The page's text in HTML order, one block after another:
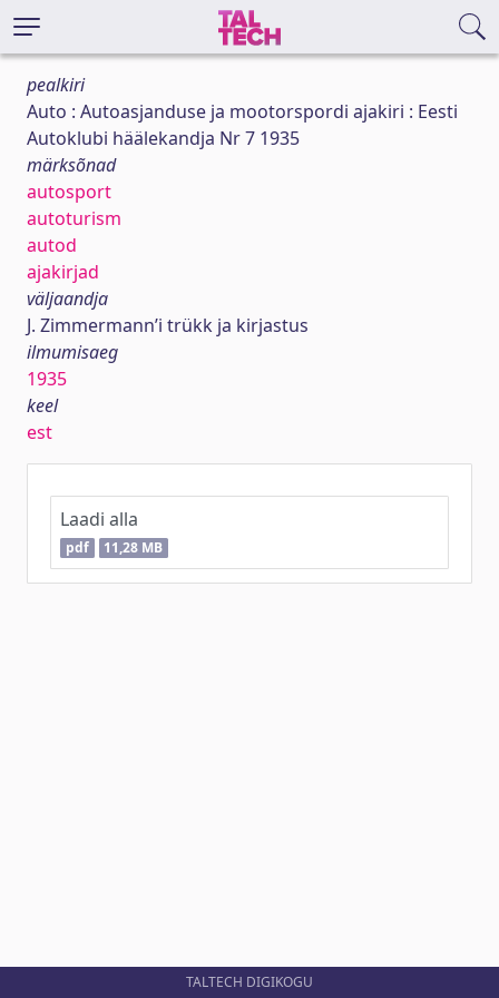
pealkiri
Auto : Autoasjanduse ja mootorspordi ajakiri : Eesti
Autoklubi häälekandja Nr 7 1935
märksõnad
autosport
autoturism
autod
ajakirjad
väljaandja
J. Zimmermann’i trükk ja kirjastus
ilmumisaeg
1935
keel
est
Laadi alla
pdf 11,28 MB
TALTECH DIGIKOGU